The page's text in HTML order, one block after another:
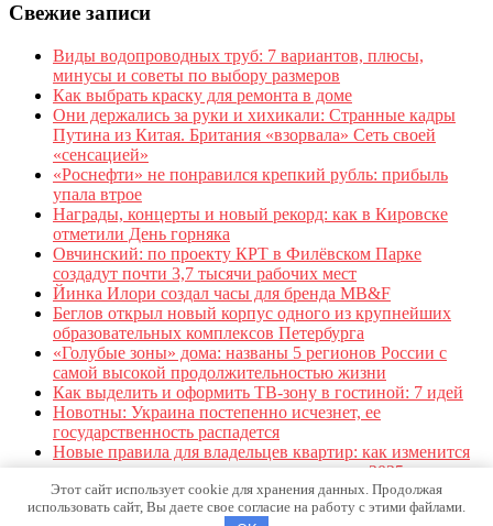
Свежие записи
Виды водопроводных труб: 7 вариантов, плюсы,
минусы и советы по выбору размеров
Как выбрать краску для ремонта в доме
Они держались за руки и хихикали: Странные кадры
Путина из Китая. Британия «взорвала» Сеть своей
«сенсацией»
«Роснефти» не понравился крепкий рубль: прибыль
упала втрое
Награды, концерты и новый рекорд: как в Кировске
отметили День горняка
Овчинский: по проекту КРТ в Филёвском Парке
создадут почти 3,7 тысячи рабочих мест
Йинка Илори создал часы для бренда MB&F
Беглов открыл новый корпус одного из крупнейших
образовательных комплексов Петербурга
«Голубые зоны» дома: названы 5 регионов России с
самой высокой продолжительностью жизни
Как выделить и оформить ТВ-зону в гостиной: 7 идей
Новотны: Украина постепенно исчезнет, ее
государственность распадется
Новые правила для владельцев квартир: как изменится
жизнь в многоквартирных домах с осени 2025 года
О сайте
Этот сайт использует cookie для хранения данных. Продолжая
использовать сайт, Вы даете свое согласие на работу с этими файлами.